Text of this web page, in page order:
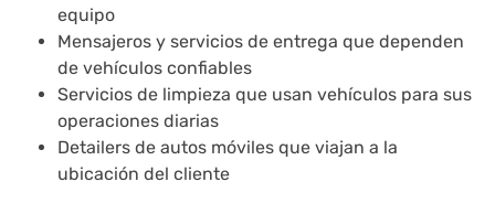
equipo
Mensajeros y servicios de entrega que dependen
de vehículos confiables
Servicios de limpieza que usan vehículos para sus
operaciones diarias
Detailers de autos móviles que viajan a la
ubicación del cliente